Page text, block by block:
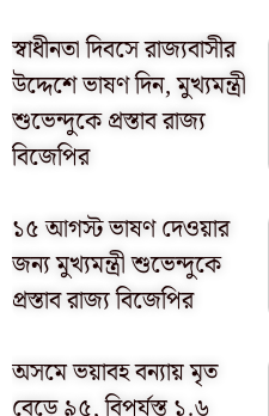
স্বাধীনতা দিবসে রাজ্যবাসীর
উদ্দেশে ভাষণ দিন, মুখ্যমন্ত্রী
শুভেন্দুকে প্রস্তাব রাজ্য
বিজেপির
১৫ আগস্ট ভাষণ দেওয়ার
জন্য মুখ্যমন্ত্রী শুভেন্দুকে
প্রস্তাব রাজ্য বিজেপির
অসমে ভয়াবহ বন্যায় মৃত